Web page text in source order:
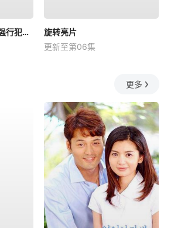
大追踪〜警视厅SSBC强行犯系〜第二季
旋转亮片
更新至第06集
更多